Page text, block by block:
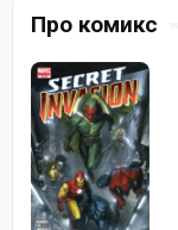
Про комикс